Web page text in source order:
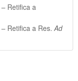
– Retifica a
– Retifica a Res. Ad